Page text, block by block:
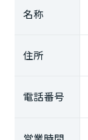
名称
住所
電話番号